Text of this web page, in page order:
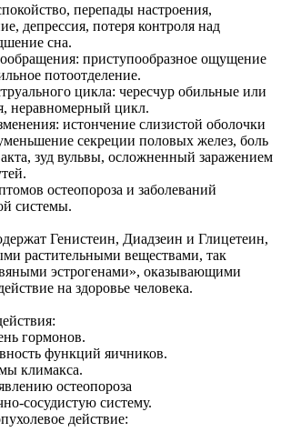
перепады настроения,
депрессия, потеря контроля над
сна.
приступообразное ощущение
потоотделение.
цикла: чересчур обильные или
неравномерный цикл.
истончение слизистой оболочки
секреции половых желез, боль
зуд вульвы, осложненный заражением
остеопороза и заболеваний
системы.
Генистеин, Диадзеин и Глицетеин,
растительными веществами, так
эстрогенами», оказывающими
на здоровье человека.
гормонов.
функций яичников.
климакса.
остеопороза
сосудистую систему.
действие: